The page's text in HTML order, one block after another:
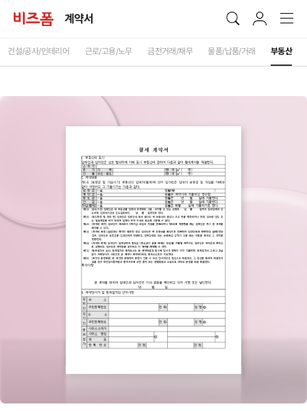
계약서
건설/공사/인테리어 근로/고용/노무 금전거래/채무 물품/납품/거래 부동산